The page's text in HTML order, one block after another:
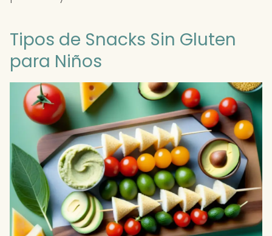
Tipos de Snacks Sin Gluten
para Niños